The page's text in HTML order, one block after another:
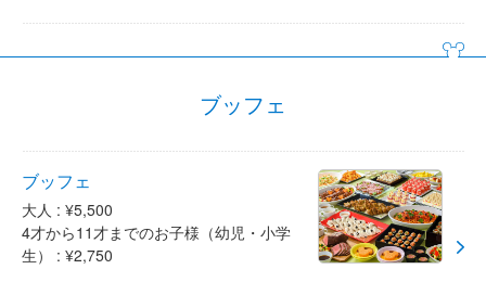
ブッフェ
ブッフェ
大人 : ¥5,500
4才から11才までのお子様（幼児・小学
生） : ¥2,750